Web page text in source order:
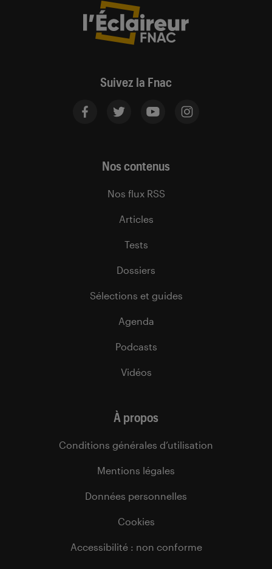
Suivez la Fnac
Nos contenus
Nos flux RSS
Articles
Tests
Dossiers
Sélections et guides
Agenda
Podcasts
Vidéos
À propos
Conditions générales d’utilisation
Mentions légales
Données personnelles
Cookies
Accessibilité : non conforme